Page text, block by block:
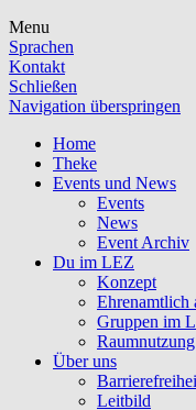
Menu
Sprachen
Kontakt
Schließen
Navigation überspringen
Home
Theke
Events und News
Events
News
Event Archiv
Du im LEZ
Konzept
Ehrenamtlich
Gruppen im
Raumnutzung
Über uns
Leitbild